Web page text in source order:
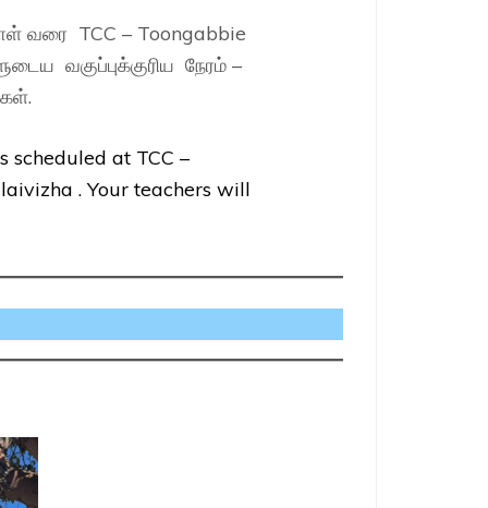
வரை TCC – Toongabbie
வகுப்புக்குரிய நேரம் –
scheduled at TCC –
. Your teachers will